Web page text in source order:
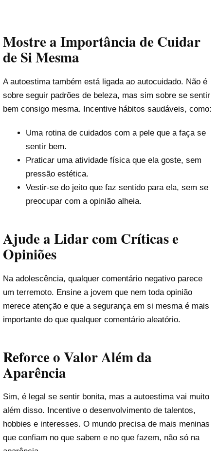
Mostre a Importância de Cuidar
de Si Mesma
A autoestima também está ligada ao autocuidado. Não é
sobre seguir padrões de beleza, mas sim sobre se sentir
bem consigo mesma. Incentive hábitos saudáveis, como:
Uma rotina de cuidados com a pele que a faça se
sentir bem.
Praticar uma atividade física que ela goste, sem
pressão estética.
Vestir-se do jeito que faz sentido para ela, sem se
preocupar com a opinião alheia.
Ajude a Lidar com Críticas e
Opiniões
Na adolescência, qualquer comentário negativo parece
um terremoto. Ensine a jovem que nem toda opinião
merece atenção e que a segurança em si mesma é mais
importante do que qualquer comentário aleatório.
Reforce o Valor Além da
Aparência
Sim, é legal se sentir bonita, mas a autoestima vai muito
além disso. Incentive o desenvolvimento de talentos,
hobbies e interesses. O mundo precisa de mais meninas
que confiam no que sabem e no que fazem, não só na